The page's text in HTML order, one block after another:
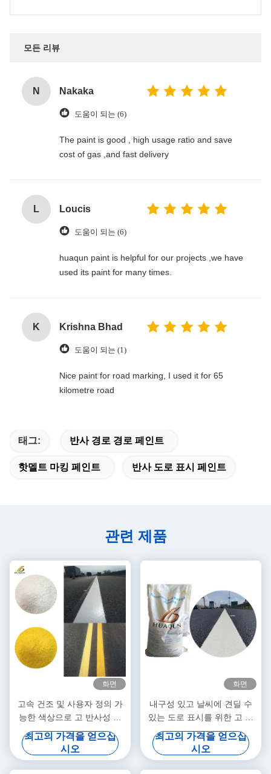
모든 리뷰
N Nakaka
도움이 되는 (6)
The paint is good , high usage ratio and save
cost of gas ,and fast delivery
L Loucis
도움이 되는 (6)
huaqun paint is helpful for our projects ,we have
used its paint for many times.
K Krishna Bhad
도움이 되는 (1)
Nice paint for road marking, I used it for 65
kilometre road
태그: 반사 경로 경로 페인트
핫멜트 마킹 페인트 반사 도로 표시 페인트
관련 제품
화면
고속 건조 및 사용자 정의 가
능한 색상으로 고 반사성 열
플라스틱 도로 표시 페인트
최고의 가격을 얻으십
시오
화면
내구성 있고 날씨에 견딜 수
있는 도로 표시를 위한 고 반
사성 열 플라스틱 페인트
최고의 가격을 얻으십
시오